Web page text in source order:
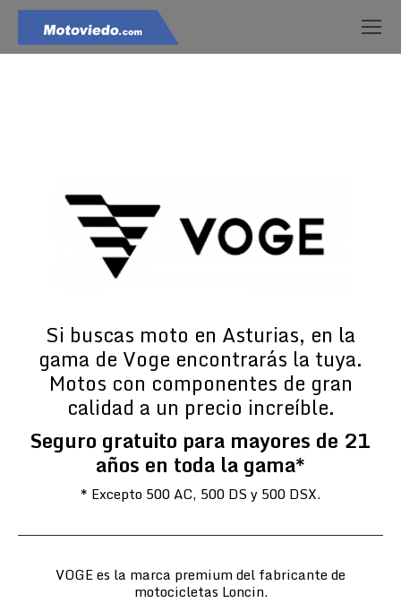
Si buscas moto en Asturias, en la
gama de Voge encontrarás la tuya.
Motos con componentes de gran
calidad a un precio increíble.
Seguro gratuito para mayores de 21
años en toda la gama*
* Excepto 500 AC, 500 DS y 500 DSX.
VOGE es la marca premium del fabricante de
motocicletas Loncin.